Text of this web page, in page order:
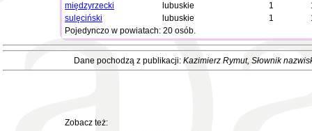
międzyrzecki
lubuskie 1
sulęciński
lubuskie 1
Pojedynczo w powiatach: 20 osób.
Dane pochodzą z publikacji: Kazimierz Rymut, Słownik
Zobacz też: